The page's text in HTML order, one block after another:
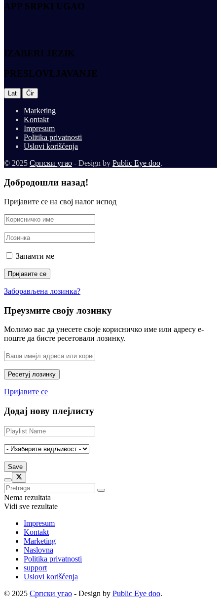
APP SRPKI UGAO
IZABERI JEZIK
PRESLOVLJAVANJE
Lat | Ćir
Marketing
Kontakt
Impresum
Politika privatnosti
Uslovi korišćenja
© 2025 Српски угао - Design by Public Eye doo.
Добродошли назад!
Пријавите се на свој налог испод
Запамти ме
Заборављена лозинка?
Преузмите своју лозинку
Молимо вас да унесете своје корисничко име или адресу е-
поште да бисте ресетовали лозинку.
Пријавите се
Додај нову плејлисту
Nema rezultata
Vidi sve rezultate
Impresum
Kontakt
Marketing
Naslovna
Politika privatnosti
support
Uslovi korišćenja
© 2025 Српски угао - Design by Public Eye doo.